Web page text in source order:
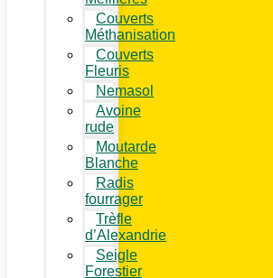
Couverts
Méthanisation
Couverts
Fleuris
Nemasol
Avoine
rude
Moutarde
Blanche
Radis
fourrager
Trèfle
d’Alexandrie
Seigle
Forestier